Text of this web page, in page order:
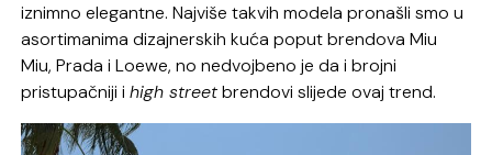
iznimno elegantne. Najviše takvih modela pronašli smo u
asortimanima dizajnerskih kuća poput brendova Miu
Miu, Prada i Loewe, no nedvojbeno je da i brojni
pristupačniji ihigh streetbrendovi slijede ovaj trend.